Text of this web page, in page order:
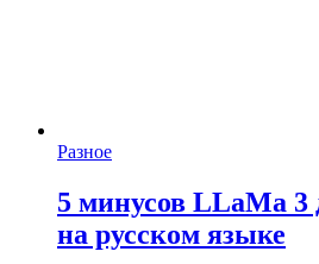
Разное
5 минусов LLaMa 3
на русском языке